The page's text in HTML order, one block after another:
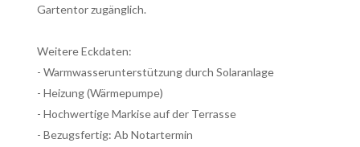
Gartentor zugänglich.
Weitere Eckdaten:
- Warmwasserunterstützung durch Solaranlage
- Heizung (Wärmepumpe)
- Hochwertige Markise auf der Terrasse
- Bezugsfertig: Ab Notartermin